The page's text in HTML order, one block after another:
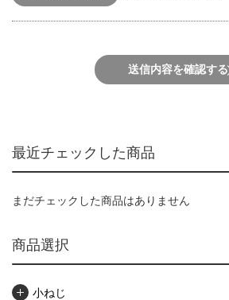
送信内容を確認する
最近チェックした商品
まだチェックした商品はありません
商品選択
小ねじ